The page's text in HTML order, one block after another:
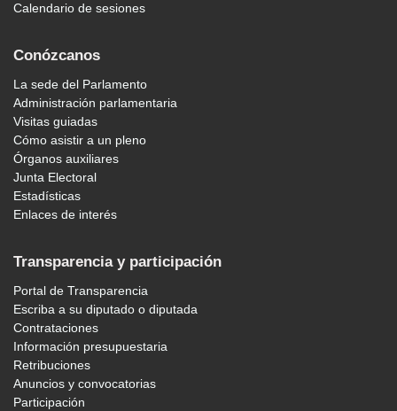
Calendario de sesiones
Conózcanos
La sede del Parlamento
Administración parlamentaria
Visitas guiadas
Cómo asistir a un pleno
Órganos auxiliares
Junta Electoral
Estadísticas
Enlaces de interés
Transparencia y participación
Portal de Transparencia
Escriba a su diputado o diputada
Contrataciones
Información presupuestaria
Retribuciones
Anuncios y convocatorias
Participación